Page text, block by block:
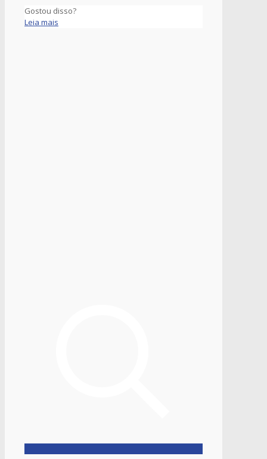
Gostou disso?
Leia mais